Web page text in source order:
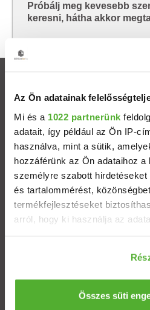
Az Ön adatainak
Mi és a 1022 partnerünk
adatait, így például az Ön IP-
használva, mint a sütik,
hozzáférünk az Ön adataihoz
személyre szabott
és tartalommérést,
termékfejlesztéseket
arról, hogy ki használja az
Információgyűjtés az Ön
pár méteres pontossággal
Az Ön készülékén
Összes süti
Próbálj meg kevesebb
keresni, hátha akkor
Eladó házak
Eladó lakások
Települések
Albérletek
Adatvédelem